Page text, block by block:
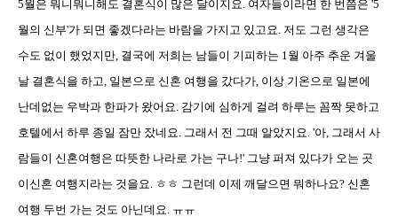
5월은 뭐니뭐니해도 결혼식이 많은 달이지요. 여자들이라면 한 번쯤은 '5
월의 신부'가 되면 좋겠다라는 바람을 가지고 있고요. 저도 그런 생각은
수도 없이 했었지만, 결국에 저희는 남들이 기피하는 1월 아주 추운 겨울
날 결혼식을 하고, 일본으로 신혼 여행을 갔다가, 이상 기온으로 일본에
난데없는 우박과 한파가 왔어요. 감기에 심하게 걸려 하루는 꼼짝 못하고
호텔에서 하루 종일 잠만 잤네요. 그래서 전 그때 알았지요. '아, 그래서 사
람들이 신혼여행은 따뜻한 나라로 가는 구나!' 그냥 퍼져 있다가 오는 곳
이신혼 여행지라는 것을요. ㅎㅎ 그런데 이제 깨달으면 뭐하나요? 신혼
여행 두번 가는 것도 아닌데요. ㅠㅠ